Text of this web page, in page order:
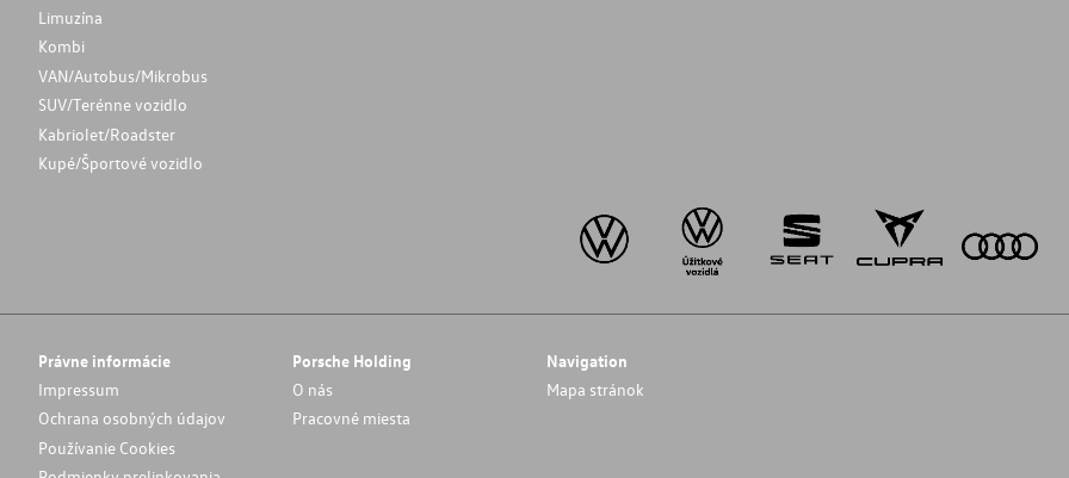
Limuzína
Kombi
VAN/Autobus/Mikrobus
SUV/Terénne vozidlo
Kabriolet/Roadster
Kupé/Športové vozidlo
Právne informácie
Impressum
Ochrana osobných údajov
Používanie Cookies
Porsche Holding
O nás
Pracovné miesta
Navigation
Mapa stránok